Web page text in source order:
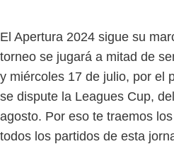
El Apertura 2024 sigue su
torneo se jugará a mitad de
y miércoles 17 de julio, por el
se dispute la Leagues Cup,
agosto. Por eso te traemos
todos los partidos de esta